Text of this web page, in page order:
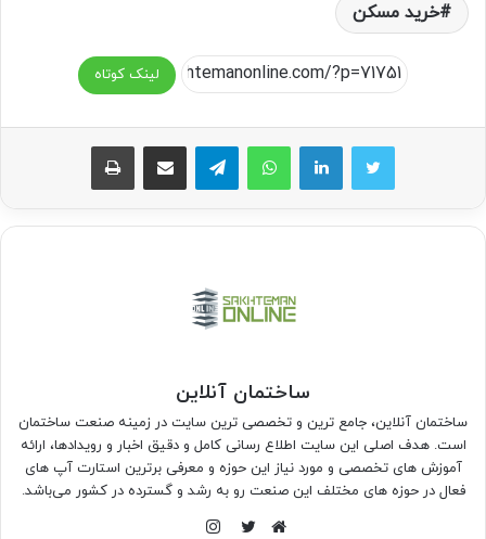
خرید مسکن
لینک کوتاه
واتس آپ تلگرام اشتراک گذاری از طریق ایمیل چاپ
ساختمان آنلاین
ساختمان آنلاین، جامع ترین و تخصصی ترین سایت در زمینه صنعت ساختمان
است. هدف اصلی این سایت اطلاع رسانی کامل و دقیق اخبار و رویدادها، ارائه
آموزش های تخصصی و مورد نیاز این حوزه و معرفی برترین استارت آپ های
فعال در حوزه های مختلف این صنعت رو به رشد و گسترده در کشور می‌باشد.